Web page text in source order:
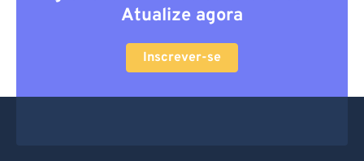
Atualize agora
Inscrever-se